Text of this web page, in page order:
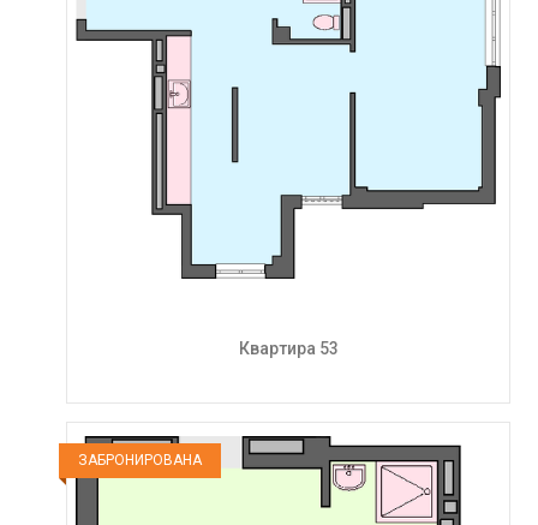
Квартира 53
ЗАБРОНИРОВАНА